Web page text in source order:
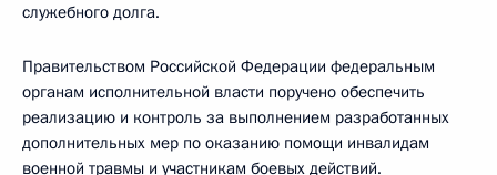
служебного долга.
Правительством Российской Федерации федеральным
органам исполнительной власти поручено обеспечить
реализацию и контроль за выполнением разработанных
дополнительных мер по оказанию помощи инвалидам
военной травмы и участникам боевых действий.